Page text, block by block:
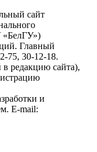
сайт
«БелГУ»)
Главный
75, 30-12-18.
редакцию сайта),
и
E-mail: